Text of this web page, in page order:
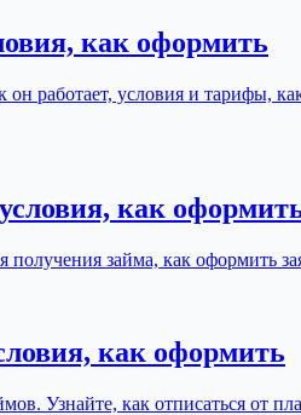
как оформить
он работает, условия и тарифы,
как
получения займа, как оформить
как оформить
Узнайте, как отписаться от